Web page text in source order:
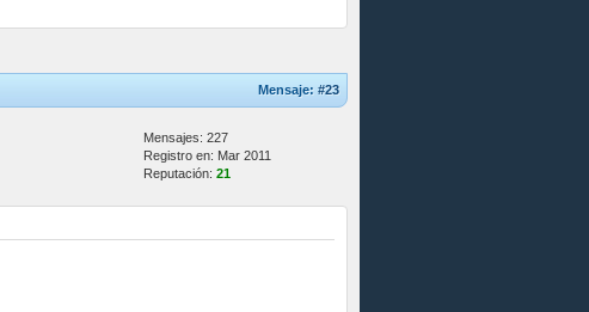
Mensaje: #23
Mensajes: 227
Registro en: Mar 2011
Reputación: 21